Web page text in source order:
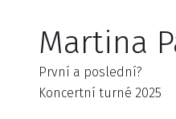
Martina
První a poslední?
Koncertní turné 2025